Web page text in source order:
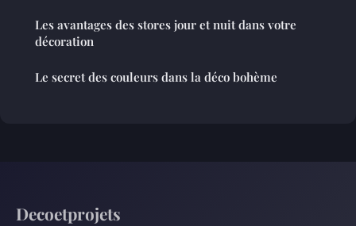
Les avantages des stores jour et nuit dans votre
décoration
Le secret des couleurs dans la déco bohème
Decoetprojets